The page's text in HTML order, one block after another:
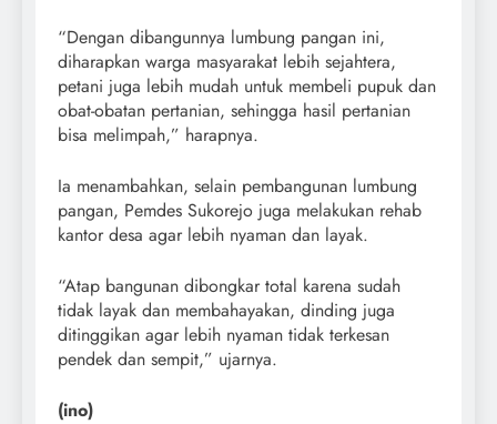
“Dengan dibangunnya lumbung pangan ini,
diharapkan warga masyarakat lebih sejahtera,
petani juga lebih mudah untuk membeli pupuk dan
obat-obatan pertanian, sehingga hasil pertanian
bisa melimpah,” harapnya.
Ia menambahkan, selain pembangunan lumbung
pangan, Pemdes Sukorejo juga melakukan rehab
kantor desa agar lebih nyaman dan layak.
“Atap bangunan dibongkar total karena sudah
tidak layak dan membahayakan, dinding juga
ditinggikan agar lebih nyaman tidak terkesan
pendek dan sempit,” ujarnya.
(ino)